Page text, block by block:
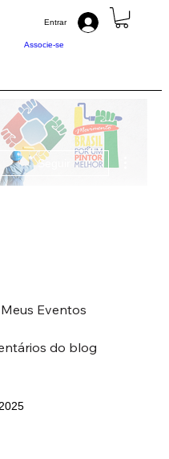
Associe-se
Entrar
Seguir
Meus Eventos
do blog